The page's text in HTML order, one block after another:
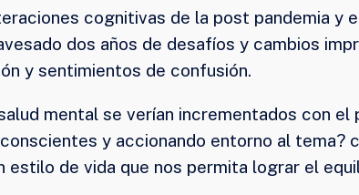
cognitivas de la post pandemia y
dos años de desafíos y cambios
y sentimientos de confusión.
mental se verían incrementados con el
y accionando entorno al tema?
de vida que nos permita lograr el